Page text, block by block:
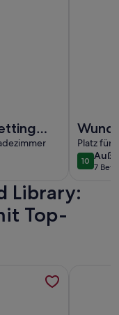
Meer
Platz für
1010 von
7
(7
Library:
Top-
house